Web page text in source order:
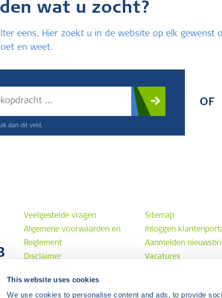
This website uses cookies
We use cookies to personalise content and ads, to provide
wat u zocht?
eens. Hier zoekt u in de website op elk
en weet.
dan dit veld.
OF
Veelgestelde vragen
Algemene voorwaarden en
Reglement
Disclaimer
Klachtenprocedure
Sitemap
Inloggen
Aanmelden
Vacatures